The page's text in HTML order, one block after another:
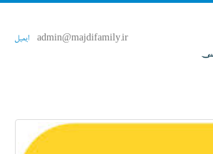
admin@majdifamily.ir ایمیل